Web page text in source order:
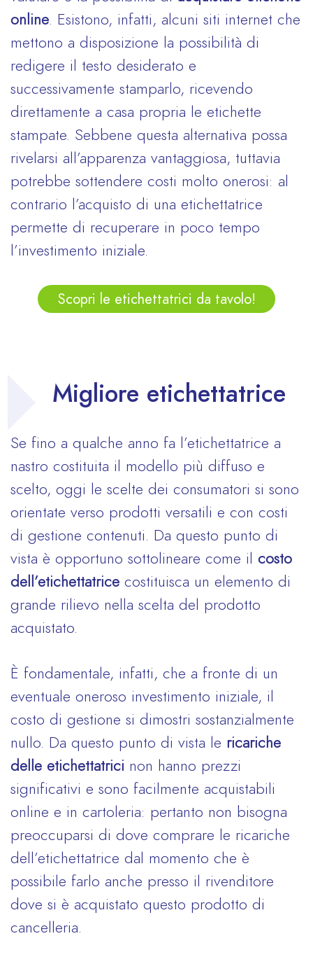
online . Esistono, infatti, alcuni siti internet che
mettono a disposizione la possibilità di
redigere il testo desiderato e
successivamente stamparlo, ricevendo
direttamente a casa propria le etichette
stampate. Sebbene questa alternativa possa
rivelarsi all’apparenza vantaggiosa, tuttavia
potrebbe sottendere costi molto onerosi: al
contrario l’acquisto di una etichettatrice
permette di recuperare in poco tempo
l’investimento iniziale.
Scopri le etichettatrici da tavolo!
Migliore etichettatrice
Se fino a qualche anno fa l’etichettatrice a
nastro costituita il modello più diffuso e
scelto, oggi le scelte dei consumatori si sono
orientate verso prodotti versatili e con costi
di gestione contenuti. Da questo punto di
vista è opportuno sottolineare come il costo
dell’etichettatrice costituisca un elemento di
grande rilievo nella scelta del prodotto
acquistato.
È fondamentale, infatti, che a fronte di un
eventuale oneroso investimento iniziale, il
costo di gestione si dimostri sostanzialmente
nullo. Da questo punto di vista le ricariche
delle etichettatrici non hanno prezzi
significativi e sono facilmente acquistabili
online e in cartoleria: pertanto non bisogna
preoccuparsi di dove comprare le ricariche
dell’etichettatrice dal momento che è
possibile farlo anche presso il rivenditore
dove si è acquistato questo prodotto di
cancelleria.